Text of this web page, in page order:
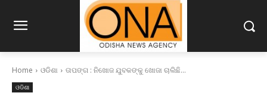
Home ଓଡିଶା ତାପଙ୍ଗ : ନିଖୋଜ ଯୁବକଙ୍କୁ ଖୋଜା ଚାଲିଛି...
ଓଡିଶା